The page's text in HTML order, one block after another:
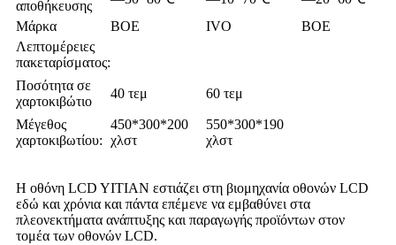
αποθήκευσης
Μάρκα
BOE IVO
BOE
Λεπτομέρειες
πακεταρίσματος:
Ποσότητα σε
χαρτοκιβώτιο
40 τεμ 60 τεμ
Μέγεθος
χαρτοκιβωτίου:
450*300*200
χλστ
550*300*190
χλστ
Η οθόνη LCD YITIAN εστιάζει στη βιομηχανία οθονών LCD
εδώ και χρόνια και πάντα επέμενε να εμβαθύνει στα
πλεονεκτήματα ανάπτυξης και παραγωγής προϊόντων στον
τομέα των οθονών LCD.